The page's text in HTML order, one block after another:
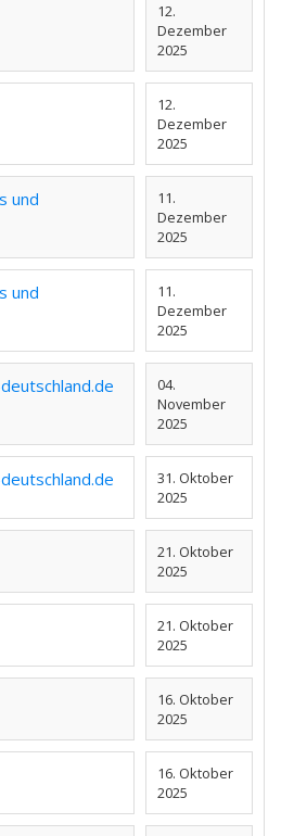
12.
Dezember
2025
12.
Dezember
2025
und
11.
Dezember
2025
und
11.
Dezember
2025
04.
November
2025
31. Oktober
2025
21. Oktober
2025
21. Oktober
2025
16. Oktober
2025
16. Oktober
2025